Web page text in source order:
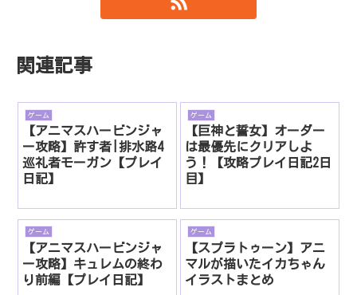
関連記事
ゲーム
【アニマスハービンジャ
ー攻略】許す者|排水路4
巡礼者モーガン【プレイ
日記】
ゲーム
【巨神と誓女】オーダー
は最優先にクリアしよ
う！【攻略プレイ日記2日
目】
ゲーム
【アニマスハービンジャ
ー攻略】キュレムの終わ
り前編【プレイ日記】
ゲーム
【スプラトゥーン】アニ
マルが描いたイカちゃん
イラストまとめ